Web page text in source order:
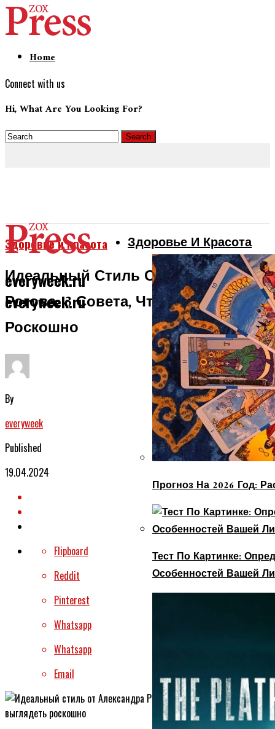
Home
Connect with us
Hi, What Are You Looking For?
everyweek.ru
everyweek.ru
Здоровье И Красота
Прогноз На 2026 Год:
Тест По Картинке:
Особенностей Вашей
Здоровье и красота
Идеальный Стиль От Александра
Рогова: 3 Совета, Чтобы Выглядеть
Роскошно
By
everyweek
Published
19.04.2024
Flipboard
Reddit
Pinterest
Whatsapp
Whatsapp
Email